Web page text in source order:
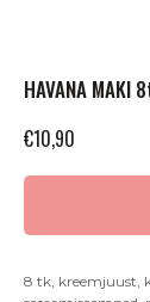
HAVANA MAKI
€10,90
8 tk, kreemjuust,